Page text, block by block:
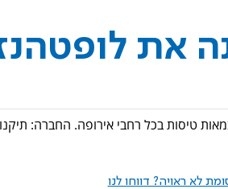
את
לא ראויה? דווחו לנו